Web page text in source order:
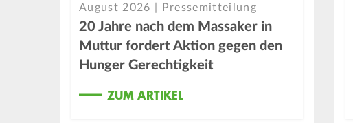
August 2026 | Pressemitteilung
20 Jahre nach dem Massaker in
Muttur fordert Aktion gegen den
Hunger Gerechtigkeit
ZUM ARTIKEL